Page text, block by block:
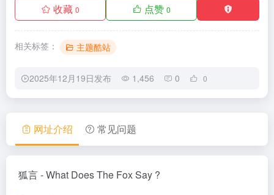
收藏 0 点赞 0
相关标签： 主题酷站
2025年12月19日发布 1,456 0 0
网址介绍 常见问题
狐言 - What Does The Fox Say ?